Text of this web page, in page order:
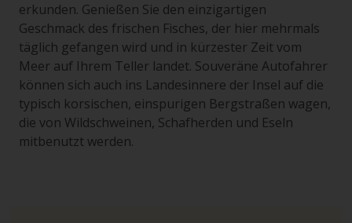
erkunden. Genießen Sie den einzigartigen
Geschmack des frischen Fisches, der hier mehrmals
täglich gefangen wird und in kürzester Zeit vom
Meer auf Ihrem Teller landet. Souveräne Autofahrer
können sich auch ins Landesinnere der Insel auf die
typisch korsischen, einspurigen Bergstraßen wagen,
die von Wildschweinen, Schafherden und Eseln
mitbenutzt werden.